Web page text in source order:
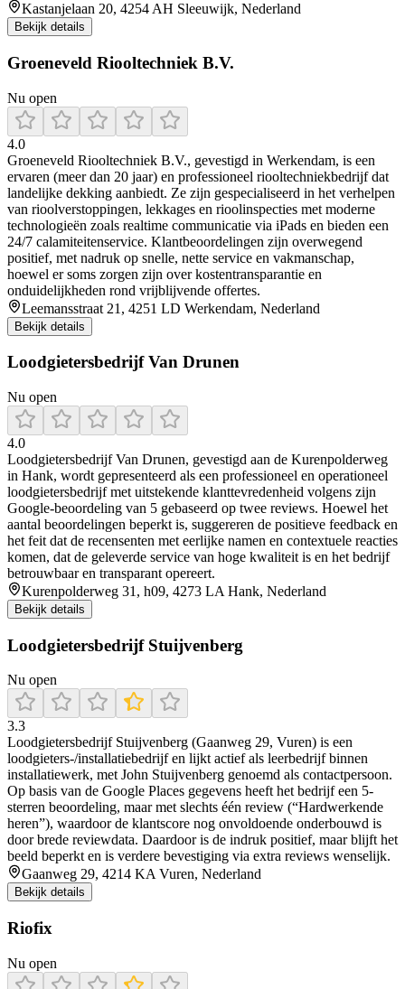
Kastanjelaan 20, 4254 AH Sleeuwijk, Nederland
Bekijk details
Groeneveld Riooltechniek B.V.
Nu open
4.0
Groeneveld Riooltechniek B.V., gevestigd in Werkendam, is een
ervaren (meer dan 20 jaar) en professioneel riooltechniekbedrijf dat
landelijke dekking aanbiedt. Ze zijn gespecialiseerd in het verhelpen
van rioolverstoppingen, lekkages en rioolinspecties met moderne
technologieën zoals realtime communicatie via iPads en bieden een
24/7 calamiteitenservice. Klantbeoordelingen zijn overwegend
positief, met nadruk op snelle, nette service en vakmanschap,
hoewel er soms zorgen zijn over kostentransparantie en
onduidelijkheden rond vrijblijvende offertes.
Leemansstraat 21, 4251 LD Werkendam, Nederland
Bekijk details
Loodgietersbedrijf Van Drunen
Nu open
4.0
Loodgietersbedrijf Van Drunen, gevestigd aan de Kurenpolderweg
in Hank, wordt gepresenteerd als een professioneel en operationeel
loodgietersbedrijf met uitstekende klanttevredenheid volgens zijn
Google-beoordeling van 5 gebaseerd op twee reviews. Hoewel het
aantal beoordelingen beperkt is, suggereren de positieve feedback en
het feit dat de recensenten met eerlijke namen en contextuele reacties
komen, dat de geleverde service van hoge kwaliteit is en het bedrijf
betrouwbaar en transparant opereert.
Kurenpolderweg 31, h09, 4273 LA Hank, Nederland
Bekijk details
Loodgietersbedrijf Stuijvenberg
Nu open
3.3
Loodgietersbedrijf Stuijvenberg (Gaanweg 29, Vuren) is een
loodgieters-/installatiebedrijf en lijkt actief als leerbedrijf binnen
installatiewerk, met John Stuijvenberg genoemd als contactpersoon.
Op basis van de Google Places gegevens heeft het bedrijf een 5-
sterren beoordeling, maar met slechts één review (“Hardwerkende
heren”), waardoor de klantscore nog onvoldoende onderbouwd is
door brede reviewdata. Daardoor is de indruk positief, maar blijft het
beeld beperkt en is verdere bevestiging via extra reviews wenselijk.
Gaanweg 29, 4214 KA Vuren, Nederland
Bekijk details
Riofix
Nu open